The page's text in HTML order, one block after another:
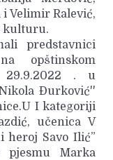
Velimir Ralević,
kulturu.
predstavnici
opštinskom
29.9.2022 . u
Đurković''
I kategoriji
učenica V
heroj Savo Ilić”
Marka